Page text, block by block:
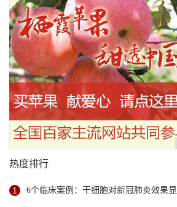
热度排行
1 6个临床案例：干细胞对新冠肺炎效果显